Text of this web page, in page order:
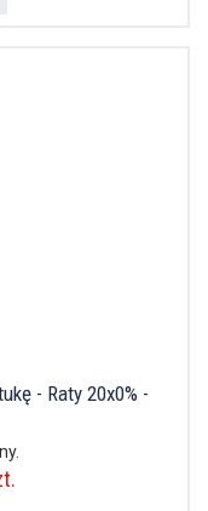
- Raty 20x0% -